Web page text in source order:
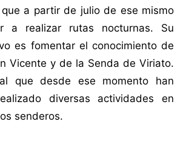
a partir de julio de ese mismo
a realizar rutas nocturnas. Su
es fomentar el conocimiento de
Vicente y de la Senda de Viriato.
que desde ese momento han
diversas actividades en
senderos.